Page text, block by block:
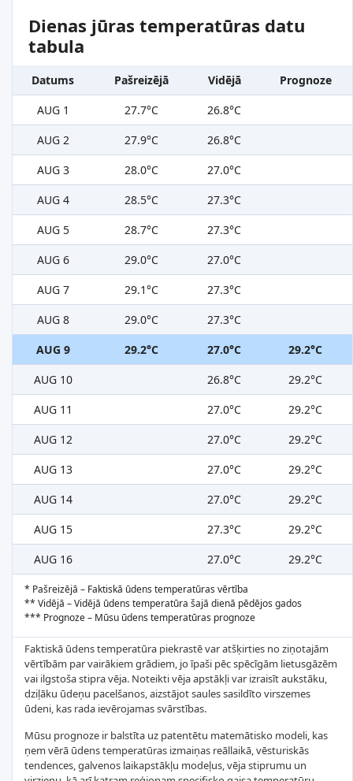
Dienas jūras temperatūras datu
tabula
Datums Pašreizējā Vidējā
Prognoze
AUG 1
27.7°C
26.8°C
AUG 2
27.9°C
26.8°C
AUG 3
28.0°C
27.0°C
AUG 4
28.5°C
27.3°C
AUG 5
28.7°C
27.3°C
AUG 6
29.0°C
27.0°C
AUG 7
29.1°C
27.3°C
AUG 8
29.0°C
27.3°C
AUG 9
29.2°C 27.0°C
29.2°C
AUG 10
26.8°C
29.2°C
AUG 11
27.0°C
29.2°C
AUG 12
27.0°C
29.2°C
AUG 13
27.0°C
29.2°C
AUG 14
27.0°C
29.2°C
AUG 15
27.3°C
29.2°C
AUG 16
27.0°C 29.2°C
* Pašreizējā – Faktiskā ūdens temperatūras vērtība
** Vidējā – Vidējā ūdens temperatūra šajā dienā pēdējos gados
*** Prognoze – Mūsu ūdens temperatūras prognoze
Faktiskā ūdens temperatūra piekrastē var atšķirties no ziņotajām
vērtībām par vairākiem grādiem, jo īpaši pēc spēcīgām lietusgāzēm
vai ilgstoša stipra vēja. Noteikti vēja apstākļi var izraisīt aukstāku,
dziļāku ūdeņu pacelšanos, aizstājot saules sasildīto virszemes
ūdeni, kas rada ievērojamas svārstības.
Mūsu prognoze ir balstīta uz patentētu matemātisko modeli, kas
ņem vērā ūdens temperatūras izmaiņas reāllaikā, vēsturiskās
tendences, galvenos laikapstākļu modeļus, vēja stiprumu un